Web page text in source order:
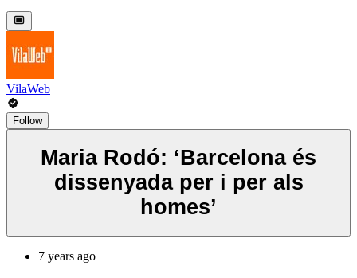
VilaWeb
Follow
Maria Rodó: ‘Barcelona és
dissenyada per i per als
homes’
7 years ago